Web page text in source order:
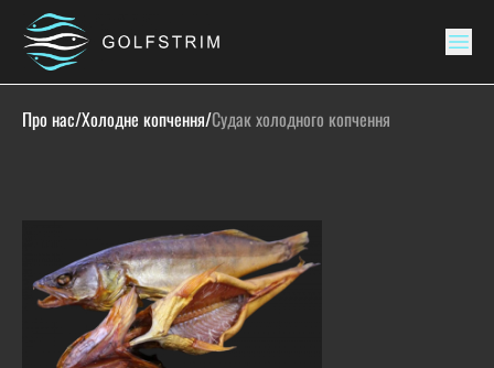
Про нас/Холодне копчення/Судак холодного копчення